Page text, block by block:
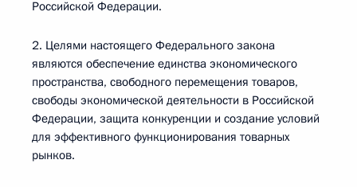
Российской Федерации.
2. Целями настоящего Федерального закона
являются обеспечение единства экономического
пространства, свободного перемещения товаров,
свободы экономической деятельности в Российской
Федерации, защита конкуренции и создание условий
для эффективного функционирования товарных
рынков.